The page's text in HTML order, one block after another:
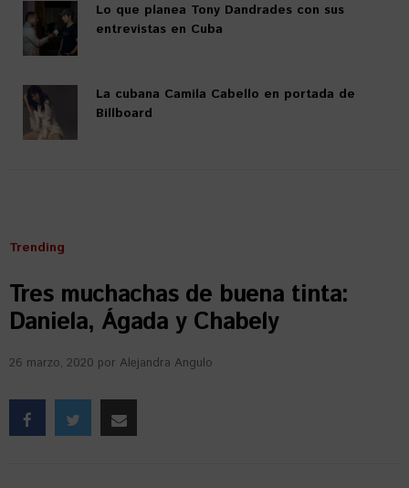
Lo que planea Tony Dandrades con sus
entrevistas en Cuba
La cubana Camila Cabello en portada de
Billboard
Trending
Tres muchachas de buena tinta:
Daniela, Ágada y Chabely
26 marzo, 2020 por Alejandra Angulo